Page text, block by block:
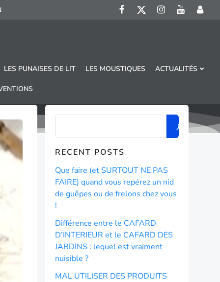
LES PUNAISES DE LIT LES MOUSTIQUES ACTUALITÉS
RECENT POSTS
Que faire (et SURTOUT NE PAS
FAIRE) quand vous repérez un nid
de guêpes ou de frelons chez vous
!
Différence entre le CAFARD
D’INTERIEUR et le CAFARD DES
JARDINS : lequel est vraiment
nuisible ?
MAL UTILISER DES PRODUITS